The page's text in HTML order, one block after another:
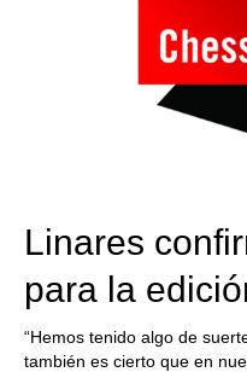
Linares
para la
“Hemos tenido algo de
también es cierto que en